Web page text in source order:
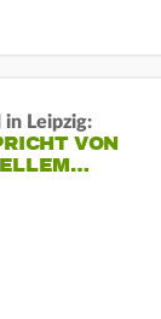
Leipzig:
VON